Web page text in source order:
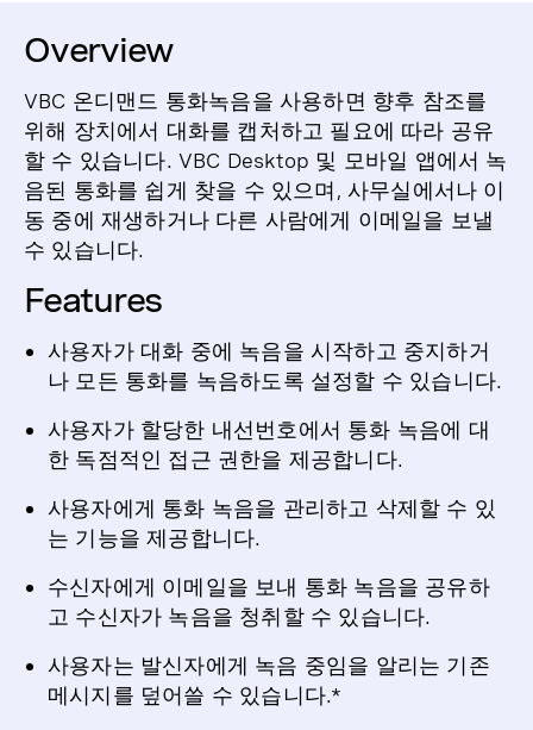
Overview
VBC 온디맨드 통화녹음을 사용하면 향후 참조를
위해 장치에서 대화를 캡처하고 필요에 따라 공유
할 수 있습니다. VBC Desktop 및 모바일 앱에서 녹
음된 통화를 쉽게 찾을 수 있으며, 사무실에서나 이
동 중에 재생하거나 다른 사람에게 이메일을 보낼
수 있습니다.
Features
사용자가 대화 중에 녹음을 시작하고 중지하거
나 모든 통화를 녹음하도록 설정할 수 있습니다.
사용자가 할당한 내선번호에서 통화 녹음에 대
한 독점적인 접근 권한을 제공합니다.
사용자에게 통화 녹음을 관리하고 삭제할 수 있
는 기능을 제공합니다.
수신자에게 이메일을 보내 통화 녹음을 공유하
고 수신자가 녹음을 청취할 수 있습니다.
사용자는 발신자에게 녹음 중임을 알리는 기존
메시지를 덮어쓸 수 있습니다.*